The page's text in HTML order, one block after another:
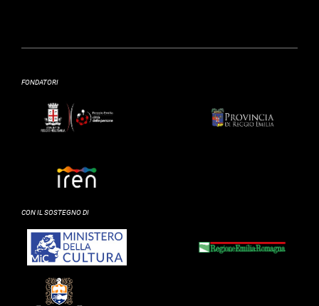
FONDATORI
CON IL SOSTEGNO DI